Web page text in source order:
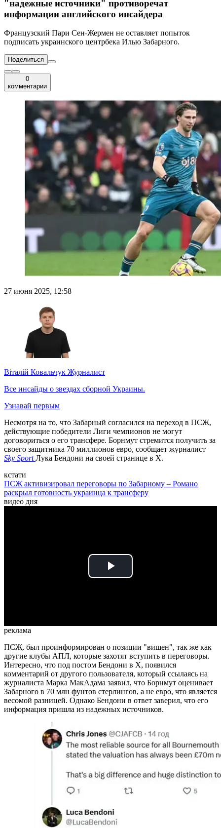
"надежные источники" противоречат
информации английского инсайдера
Французский Пари Сен-Жермен не оставляет попыток
подписать украинского центрбека Илью Забарного.
Поделиться
0
комментарии
27 июня 2025, 12:58
Віталій Ковальчук Журналист
Все инсайды о звездах сборной Украины.
Узнавай первым
Несмотря на то, что Забарный согласился на переход в ПСЖ,
действующие победители Лиги чемпионов не могут
договориться о его трансфере. Борнмут стремится получить за
своего защитника 70 миллионов евро, сообщает журналист
Sky SportЛука Бендони на своей странице в Х.
кстати
ПСЖ активизировал переговоры по Забарному – Романо
раскрыл готовность украинца к трансферу
видео дня
Play
реклама
ПСЖ, был проинформирован о позиции "вишен", так же как
другие клубы АПЛ, которые захотят вступить в переговоры.
Интересно, что под постом Бендони в Х, появился
комментарий от другого пользователя, который ссылаясь на
журналиста Марка МакАдама заявил, что Борнмут оценивает
Забарного в 70 млн фунтов стерлингов, а не евро, что является
весомой разницей. Однако Бендони в ответ заверил, что его
информация пришла из надежных источников.